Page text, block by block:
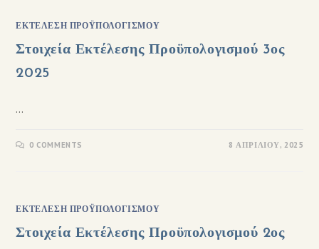
ΕΚΤΈΛΕΣΗ ΠΡΟΫΠΟΛΟΓΙΣΜΟΎ
Στοιχεία Εκτέλεσης Προϋπολογισμού 3ος
2025
…
0 COMMENTS 8 ΑΠΡΙΛΊΟΥ, 2025
ΕΚΤΈΛΕΣΗ ΠΡΟΫΠΟΛΟΓΙΣΜΟΎ
Στοιχεία Εκτέλεσης Προϋπολογισμού 2ος